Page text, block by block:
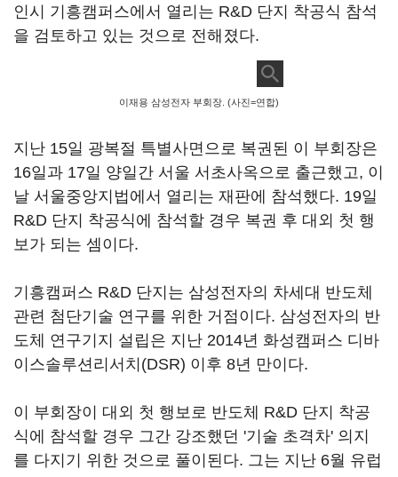
인시 기흥캠퍼스에서 열리는 R&D 단지 착공식 참석
을 검토하고 있는 것으로 전해졌다.
이재용 삼성전자 부회장. (사진=연합)
지난 15일 광복절 특별사면으로 복권된 이 부회장은
16일과 17일 양일간 서울 서초사옥으로 출근했고, 이
날 서울중앙지법에서 열리는 재판에 참석했다. 19일
R&D 단지 착공식에 참석할 경우 복권 후 대외 첫 행
보가 되는 셈이다.
기흥캠퍼스 R&D 단지는 삼성전자의 차세대 반도체
관련 첨단기술 연구를 위한 거점이다. 삼성전자의 반
도체 연구기지 설립은 지난 2014년 화성캠퍼스 디바
이스솔루션리서치(DSR) 이후 8년 만이다.
이 부회장이 대외 첫 행보로 반도체 R&D 단지 착공
식에 참석할 경우 그간 강조했던 '기술 초격차' 의지
를 다지기 위한 것으로 풀이된다. 그는 지난 6월 유럽